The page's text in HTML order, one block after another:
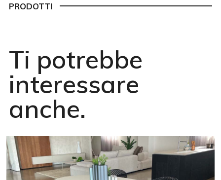
PRODOTTI
Ti potrebbe
interessare
anche.